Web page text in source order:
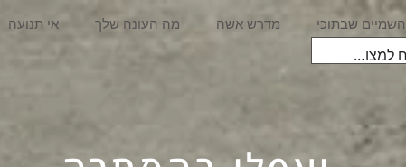
אי תנועה מה העונה שלך מדרש אשה השמיים שבתוכי